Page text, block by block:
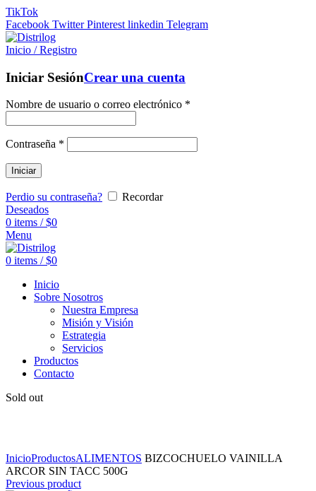
TikTok
Facebook Twitter Pinterest linkedin Telegram
Inicio / Registro
Iniciar SesiónCrear una cuenta
Nombre de usuario o correo electrónico *
Contraseña *
Iniciar
Perdio su contraseña?
Recordar
Deseados
0 items / $0
Menu
0 items / $0
Inicio
Sobre Nosotros
Nuestra Empresa
Misión y Visión
Estrategia
Servicios
Productos
Contacto
Sold out
InicioProductosALIMENTOS BIZCOCHUELO VAINILLA
ARCOR SIN TACC 500G
Previous product